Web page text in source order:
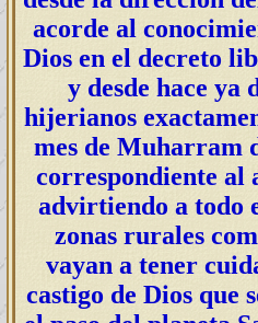
acorde al
Dios en el decreto
y desde hace ya
hijerianos
mes de Muharram
correspondiente al
advirtiendo a todo
zonas rurales
vayan a tener
castigo de Dios que